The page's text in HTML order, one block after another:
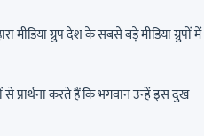
मीडिया ग्रुप देश के सबसे बड़े मीडिया ग्रुपों में
प्रार्थना करते हैं कि भगवान उन्हें इस दुख